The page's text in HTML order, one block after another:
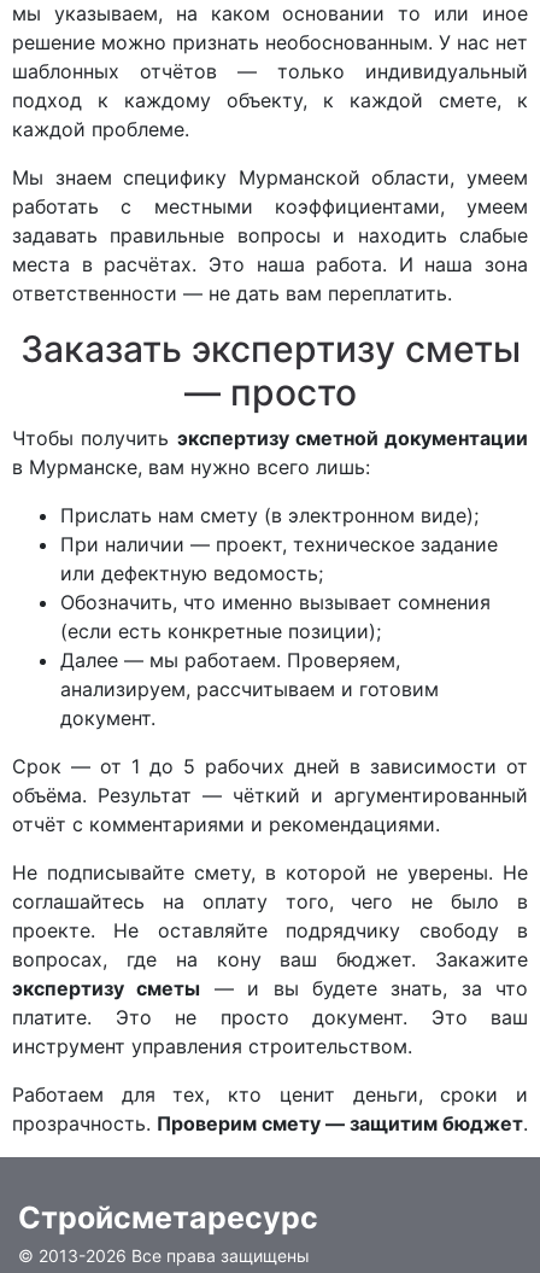
мы указываем, на каком основании то или иное
решение можно признать необоснованным. У нас нет
шаблонных отчётов — только индивидуальный
подход к каждому объекту, к каждой смете, к
каждой проблеме.
Мы знаем специфику Мурманской области, умеем
работать с местными коэффициентами, умеем
задавать правильные вопросы и находить слабые
места в расчётах. Это наша работа. И наша зона
ответственности — не дать вам переплатить.
Заказать экспертизу сметы
— просто
Чтобы получить экспертизу сметной документации
в Мурманске, вам нужно всего лишь:
Прислать нам смету (в электронном виде);
При наличии — проект, техническое задание
или дефектную ведомость;
Обозначить, что именно вызывает сомнения
(если есть конкретные позиции);
Далее — мы работаем. Проверяем,
анализируем, рассчитываем и готовим
документ.
Срок — от 1 до 5 рабочих дней в зависимости от
объёма. Результат — чёткий и аргументированный
отчёт с комментариями и рекомендациями.
Не подписывайте смету, в которой не уверены. Не
соглашайтесь на оплату того, чего не было в
проекте. Не оставляйте подрядчику свободу в
вопросах, где на кону ваш бюджет. Закажите
экспертизу сметы — и вы будете знать, за что
платите. Это не просто документ. Это ваш
инструмент управления строительством.
Работаем для тех, кто ценит деньги, сроки и
прозрачность. Проверим смету — защитим бюджет.
Стройсметаресурс
© 2013-2026 Все права защищены